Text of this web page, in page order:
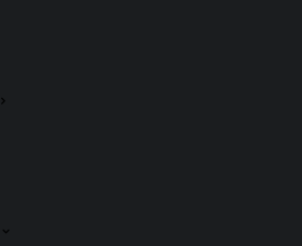
bokstäver hittar du
Kombinera gärna med
N O